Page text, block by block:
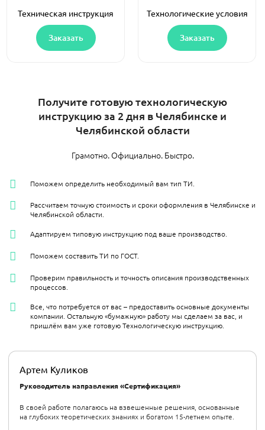
Техническая инструкция
Заказать
Технологические условия
Заказать
Получите готовую технологическую
инструкцию за 2 дня в Челябинске и
Челябинской области
Грамотно. Официально. Быстро.
Артем Куликов
Руководитель направления «Сертификация»
В своей работе полагаюсь на взвешенные решения, основанные
на глубоких теоретических знаниях и богатом 15-летнем опыте.
Поможем определить необходимый вам тип ТИ.
Рассчитаем точную стоимость и сроки оформления в Челябинске и
Челябинской области.
Адаптируем типовую инструкцию под ваше производство.
Поможем составить ТИ по ГОСТ.
Проверим правильность и точность описания производственных
процессов.
Все, что потребуется от вас – предоставить основные документы
компании. Остальную «бумажную» работу мы сделаем за вас, и
пришлём вам уже готовую Технологическую инструкцию.